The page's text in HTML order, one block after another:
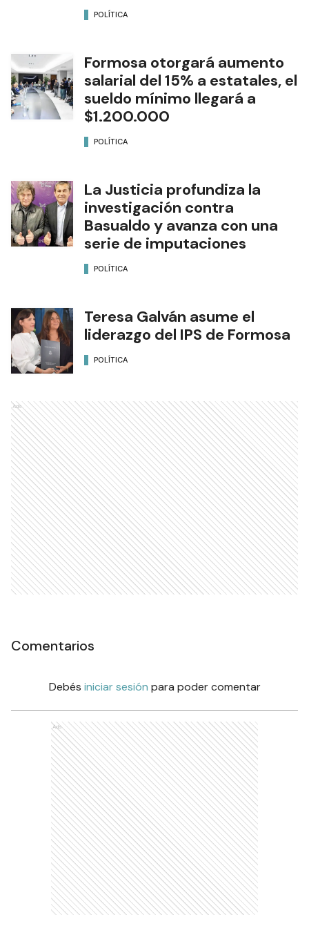
POLÍTICA
Formosa otorgará aumento
salarial del 15% a estatales, el
sueldo mínimo llegará a
$1.200.000
POLÍTICA
La Justicia profundiza la
investigación contra
Basualdo y avanza con una
serie de imputaciones
POLÍTICA
Teresa Galván asume el
liderazgo del IPS de Formosa
POLÍTICA
Ads
Comentarios
Debés iniciar sesión para poder comentar
Ads